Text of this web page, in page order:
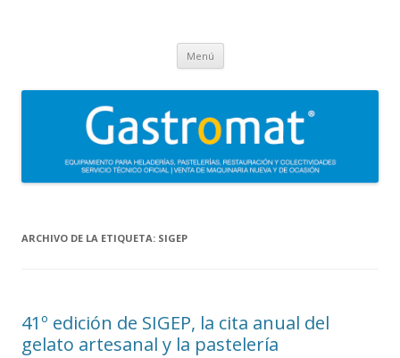
de maquinaria para heladerías, pastelerías, restauración y
Menú Saltar
contenido
ARCHIVO DE LA ETIQUETA: SIGEP
41º edición de SIGEP, la cita anual del
gelato artesanal y la pastelería